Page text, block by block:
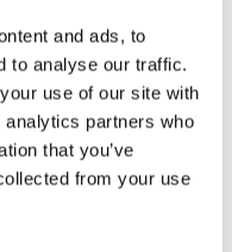
and ads, to
to analyse our traffic.
use of our site with
partners who
that you’ve
from your use
favoriter